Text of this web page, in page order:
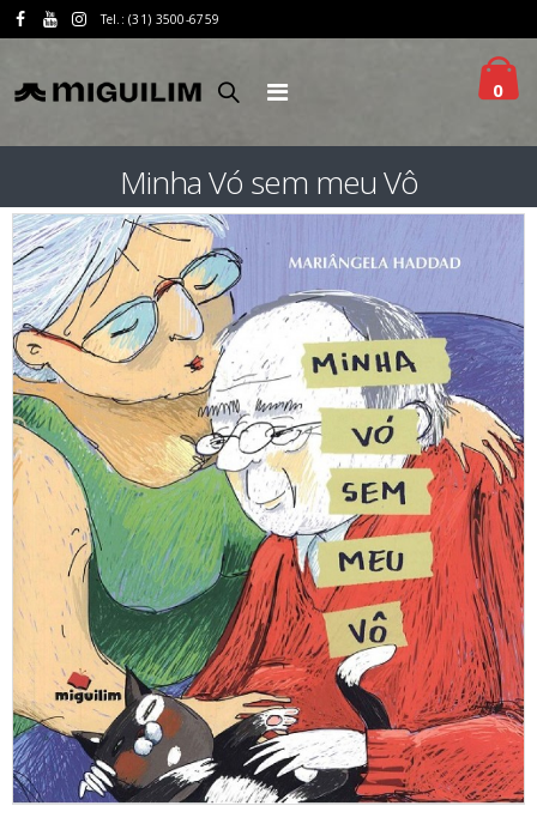
Tel.: (31) 3500-6759
0
Minha Vó sem meu Vô